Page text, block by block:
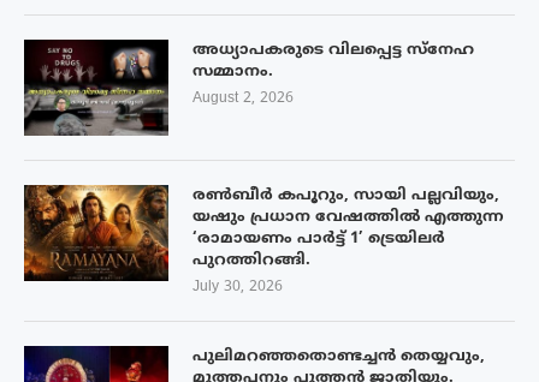
അധ്യാപകരുടെ വിലപ്പെട്ട സ്നേഹ
സമ്മാനം.
August 2, 2026
രൺബീർ കപൂറും, സായി പല്ലവിയും,
യഷും പ്രധാന വേഷത്തിൽ എത്തുന്ന
‘രാമായണം പാർട്ട് 1’ ട്രെയിലർ
പുറത്തിറങ്ങി.
July 30, 2026
പുലിമറഞ്ഞതൊണ്ടച്ചൻ തെയ്യവും,